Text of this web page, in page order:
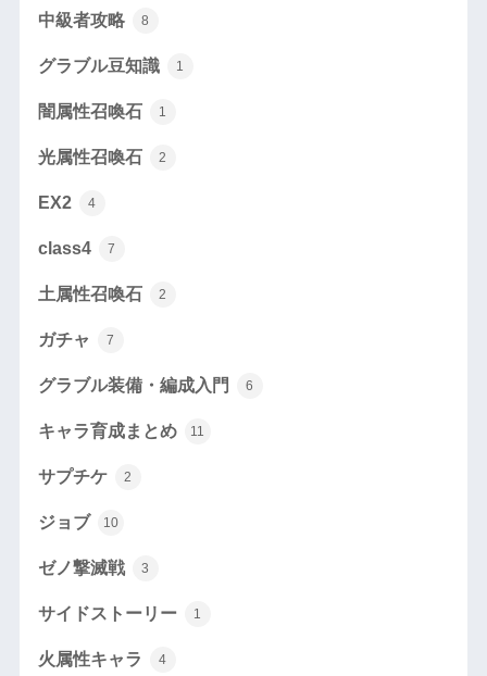
中級者攻略 8
グラブル豆知識 1
闇属性召喚石 1
光属性召喚石 2
EX2 4
class4 7
土属性召喚石 2
ガチャ 7
グラブル装備・編成入門 6
キャラ育成まとめ 11
サプチケ 2
ジョブ 10
ゼノ撃滅戦 3
サイドストーリー 1
火属性キャラ 4